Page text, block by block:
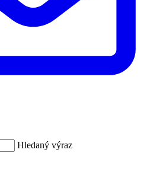
Hledaný výraz